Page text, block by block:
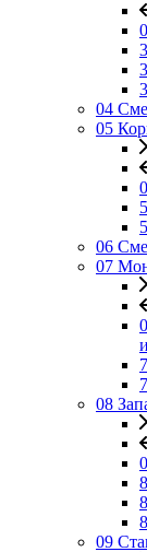
04
05
06
07
08
09